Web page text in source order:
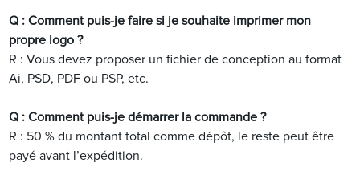
Q : Comment puis-je faire si je souhaite imprimer mon
propre logo ?
R : Vous devez proposer un fichier de conception au format
Ai, PSD, PDF ou PSP, etc.
Q : Comment puis-je démarrer la commande ?
R : 50 % du montant total comme dépôt, le reste peut être
payé avant l’expédition.